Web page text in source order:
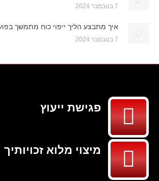
7 בנובמבר 2024
איך מתבצע הליך ייפוי כוח מתמשך
7 בנובמבר 2024
פגישת ייעוץ
מיצוי מלוא זכויותיך